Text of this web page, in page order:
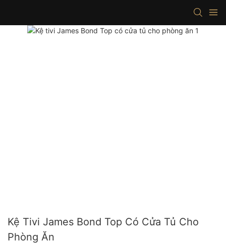
Kệ Tivi James Bond Top Có Cửa Tủ Cho
Phòng Ăn